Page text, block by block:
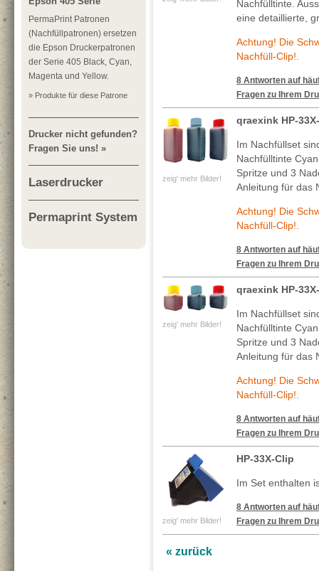
PermaPrint Patronen
(Nachfüllpatronen) ersetzen
die Epson Druckerpatronen
der Serie 405 Black, Cyan,
Magenta und Yellow.
» Produkte für diese Patrone
Drucker nicht gefunden?
Fragen Sie uns! »
Laserdrucker
Permaprint System
Nachfülltinte.
eine detaillierte,
Achtung! Die
Nachfüll-Clip!.
8 Antworten auf
Fragen zu Ihrem
zeig' mehr Bilder!
qraexink HP-
Im Nachfüllset
Nachfülltinte
Spritze und 3
Anleitung für das
Achtung! Die
Nachfüll-Clip!.
8 Antworten auf
Fragen zu Ihrem
zeig' mehr Bilder!
qraexink HP-
Im Nachfüllset
Nachfülltinte
Spritze und 3
Anleitung für das
Achtung! Die
Nachfüll-Clip!.
8 Antworten auf
Fragen zu Ihrem
zeig' mehr Bilder!
HP-33X-Clip
Im Set enthalten
8 Antworten auf
Fragen zu Ihrem
« zurück